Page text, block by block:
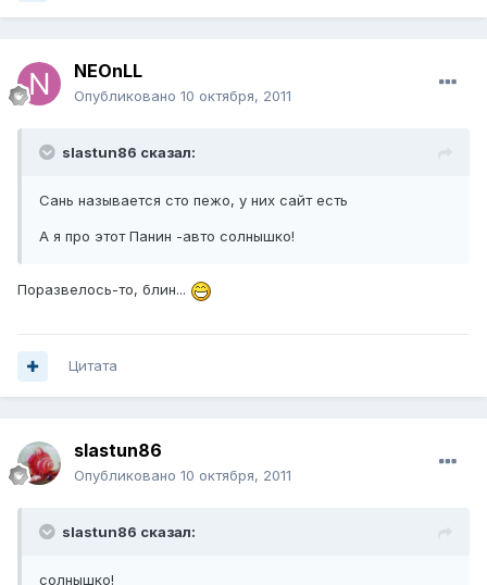
NEOnLL
Опубликовано 10 октября, 2011
slastun86 сказал:
Сань называется сто пежо, у них сайт есть
А я про этот Панин -авто солнышко!
Поразвелось-то, блин...
Цитата
slastun86
Опубликовано 10 октября, 2011
slastun86 сказал:
солнышко!